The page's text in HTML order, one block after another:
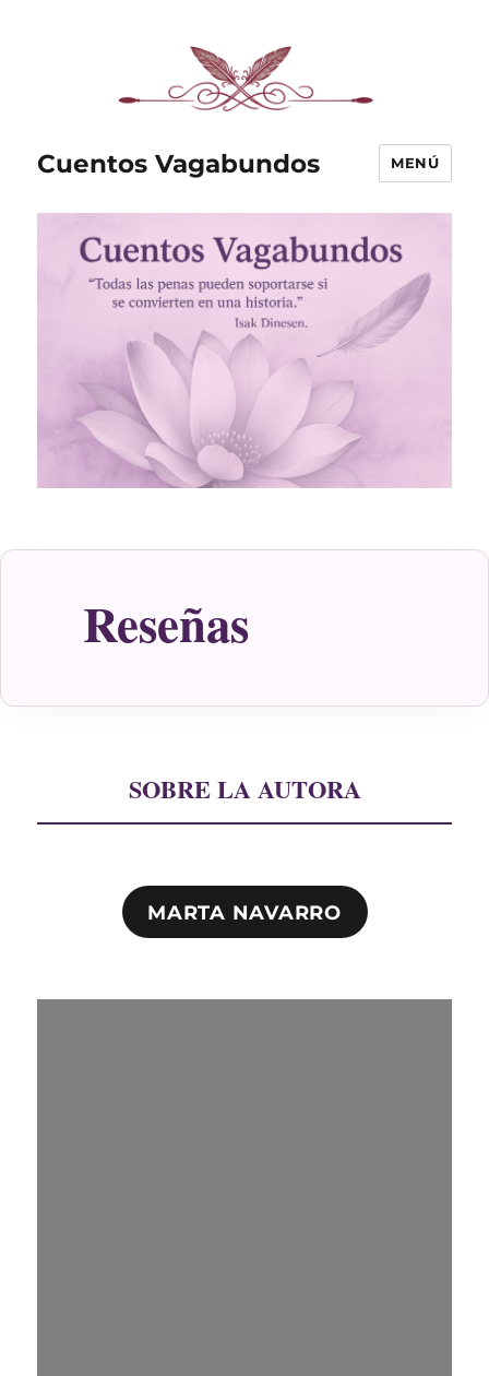
Cuentos Vagabundos MENÚ
Reseñas
SOBRE LA AUTORA
MARTA NAVARRO